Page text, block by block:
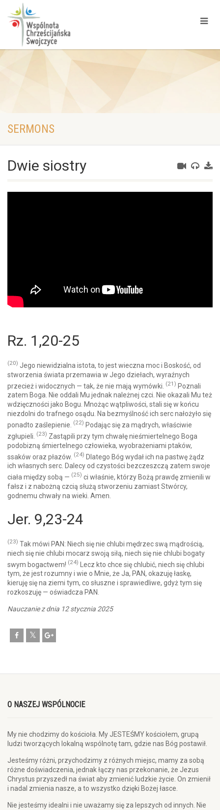
SERMONS
Dwie siostry
Rz. 1,20-25
(20) Jego niewidzialna istota, to jest wieczna moc i Boskość, od
stworzenia świata przemawia w Jego dziełach, wyraźnych
przecież i widocznych — tak, że nie mają wymówki. (21) Poznali
zatem Boga. Nie oddali Mu jednak należnej czci. Nie okazali Mu też
wdzięczności jako Bogu. Mnożąc wątpliwości, stali się w końcu
niezdolni do trafnego osądu. Na bezmyślność ich serc nałożyło się
ponadto zaślepienie. (22) Podając się za mądrych, właściwie
zgłupieli. (23) Zastąpili przy tym chwałę nieśmiertelnego Boga
podobizną śmiertelnego człowieka, wyobrażeniami ptaków,
ssaków oraz płazów. (24) Dlatego Bóg wydał ich na pastwę żądz
ich własnych serc. Dalecy od czystości bezczeszczą zatem swoje
ciała między sobą — (25) ci właśnie, którzy Bożą prawdę zmienili w
fałsz i z nabożną czcią służą stworzeniu zamiast Stwórcy,
godnemu chwały na wieki. Amen.
Jer. 9,23-24
(23) Tak mówi PAN: Niech się nie chlubi mędrzec swą mądrością,
niech się nie chlubi mocarz swoją siłą, niech się nie chlubi bogaty
swym bogactwem! (24) Lecz kto chce się chlubić, niech się chlubi
tym, że jest rozumny i wie o Mnie, że Ja, PAN, okazuję łaskę,
kieruję się na ziemi tym, co słuszne i sprawiedliwe, gdyż tym się
rozkoszuję — oświadcza PAN.
Nauczanie z dnia 12 stycznia 2025
O NASZEJ WSPÓLNOCIE
My nie chodzimy do kościoła. My JESTEŚMY kościołem, grupą
ludzi tworzących lokalną wspólnotę tam, gdzie nas Bóg postawił.
Jesteśmy różni, przychodzimy z różnych miejsc, mamy za sobą
różne doświadczenia, jednak łączy nas przekonanie, że Jezus
Chrystus przyszedł na świat aby zmienić ludzkie życie. On zmienił
i nadal zmienia nasze, a to wszystko dzięki Bożej łasce.
Nie jesteśmy idealni i nie uważamy się za lepszych od innych. Nie